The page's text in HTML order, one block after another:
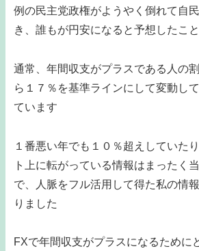
例の民主党政権がようやく倒れて自
き、誰もが円安になると予想したこ
通常、年間収支がプラスである人の
ら１７％を基準ラインにして変動し
ています
１番悪い年でも１０％超えしていた
ト上に転がっている情報はまったく
で、人脈をフル活用して得た私の情
りました
FXで年間収支がプラスになるために